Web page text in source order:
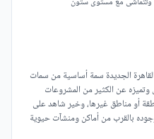
الجديدة سمة أساسية من سمات
وتميزه عن الكثير من المشروعات
أو مناطق غيرها، وخير شاهد على
بالقرب من أماكن ومنشآت حيوية